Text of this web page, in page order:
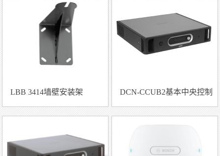
LBB 3414墙壁安装架 DCN-CCUB2基本中央控制